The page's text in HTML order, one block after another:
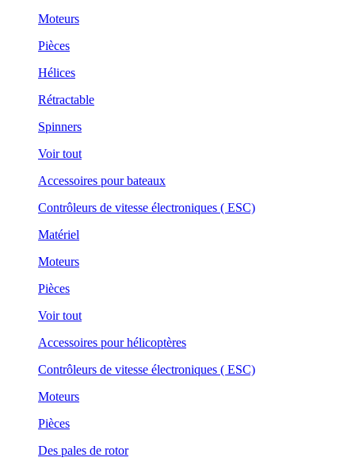
Moteurs
Pièces
Hélices
Rétractable
Spinners
Voir tout
Accessoires pour bateaux
Contrôleurs de vitesse électroniques ( ESC)
Matériel
Moteurs
Pièces
Voir tout
Accessoires pour hélicoptères
Contrôleurs de vitesse électroniques ( ESC)
Moteurs
Pièces
Des pales de rotor